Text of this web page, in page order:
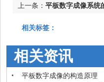
上一条： 平板数字成像系统
相关标签：
相关资讯
平板数字成像的构造原理